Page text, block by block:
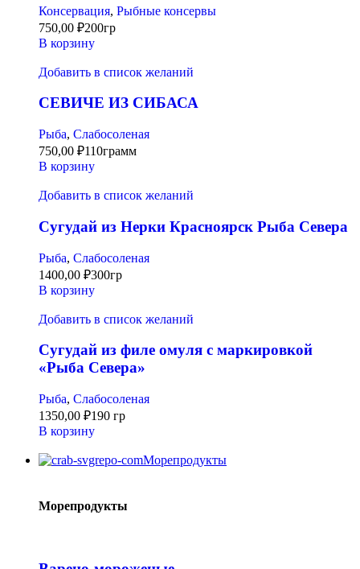
Консервация, Рыбные консервы
750,00 ₽200гр
В корзину
Добавить в список желаний
СЕВИЧЕ ИЗ СИБАСА
Рыба, Слабосоленая
750,00 ₽110грамм
В корзину
Добавить в список желаний
Сугудай из Нерки Красноярск Рыба Севера
Рыба, Слабосоленая
1400,00 ₽300гр
В корзину
Добавить в список желаний
Сугудай из филе омуля с маркировкой
«Рыба Севера»
Рыба, Слабосоленая
1350,00 ₽190 гр
В корзину
Морепродукты
Морепродукты